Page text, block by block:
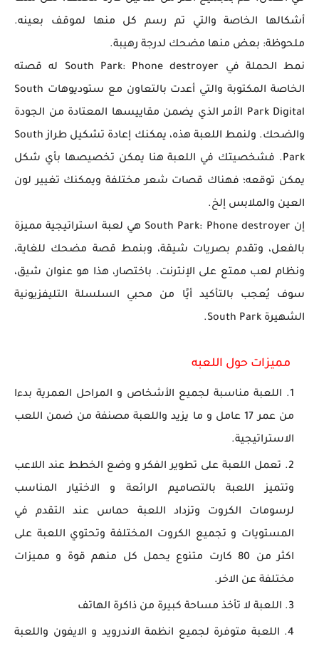
أشكالها الخاصة والتي تم رسم كل منها لموقف بعينه.
ملحوظة: بعض منها مضحك لدرجة رهيبة.
نمط الحملة في South Park: Phone destroyer له قصته
الخاصة المكتوبة والتي أعدت بالتعاون مع ستوديوهات South
Park Digital الأمر الذي يضمن مقاييسها المعتادة من الجودة
والضحك. ولنمط اللعبة هذه، يمكنك إعادة تشكيل طراز South
Park. فشخصيتك في اللعبة هنا يمكن تخصيصها بأي شكل
يمكن توقعه؛ فهناك قصات شعر مختلفة ويمكنك تغيير لون
العين والملابس إلخ.
إن South Park: Phone destroyer هي لعبة استراتيجية مميزة
بالفعل، وتقدم بصريات شيقة، وبنمط قصة مضحك للغاية،
ونظام لعب ممتع على الإنترنت. باختصار، هذا هو عنوان شيق،
سوف يُعجب بالتأكيد أيًا من محبي السلسلة التليفزيونية
الشهيرة South Park.
مميزات حول اللعبه
اللعبة مناسبة لجميع الأشخاص و المراحل العمرية بدءا
من عمر 17 عامل و ما يزيد واللعبة مصنفة من ضمن اللعب
الاستراتيجية.
تعمل اللعبة على تطوير الفكر و وضع الخطط عند اللاعب
وتتميز اللعبة بالتصاميم الرائعة و الاختيار المناسب
لرسومات الكروت وتزداد اللعبة حماس عند التقدم في
المستويات و تجميع الكروت المختلفة وتحتوي اللعبة على
اكثر من 80 كارت متنوع يحمل كل منهم قوة و مميزات
مختلفة عن الاخر.
اللعبة لا تأخذ مساحة كبيرة من ذاكرة الهاتف
اللعبة متوفرة لجميع انظمة الاندرويد و الايفون واللعبة